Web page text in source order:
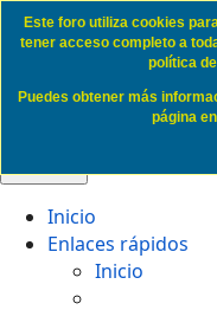
Politica de
Inicio
Enlaces rápidos
Inicio
Este foro utiliza cookies
tener acceso completo a
política
Puedes obtener más
página